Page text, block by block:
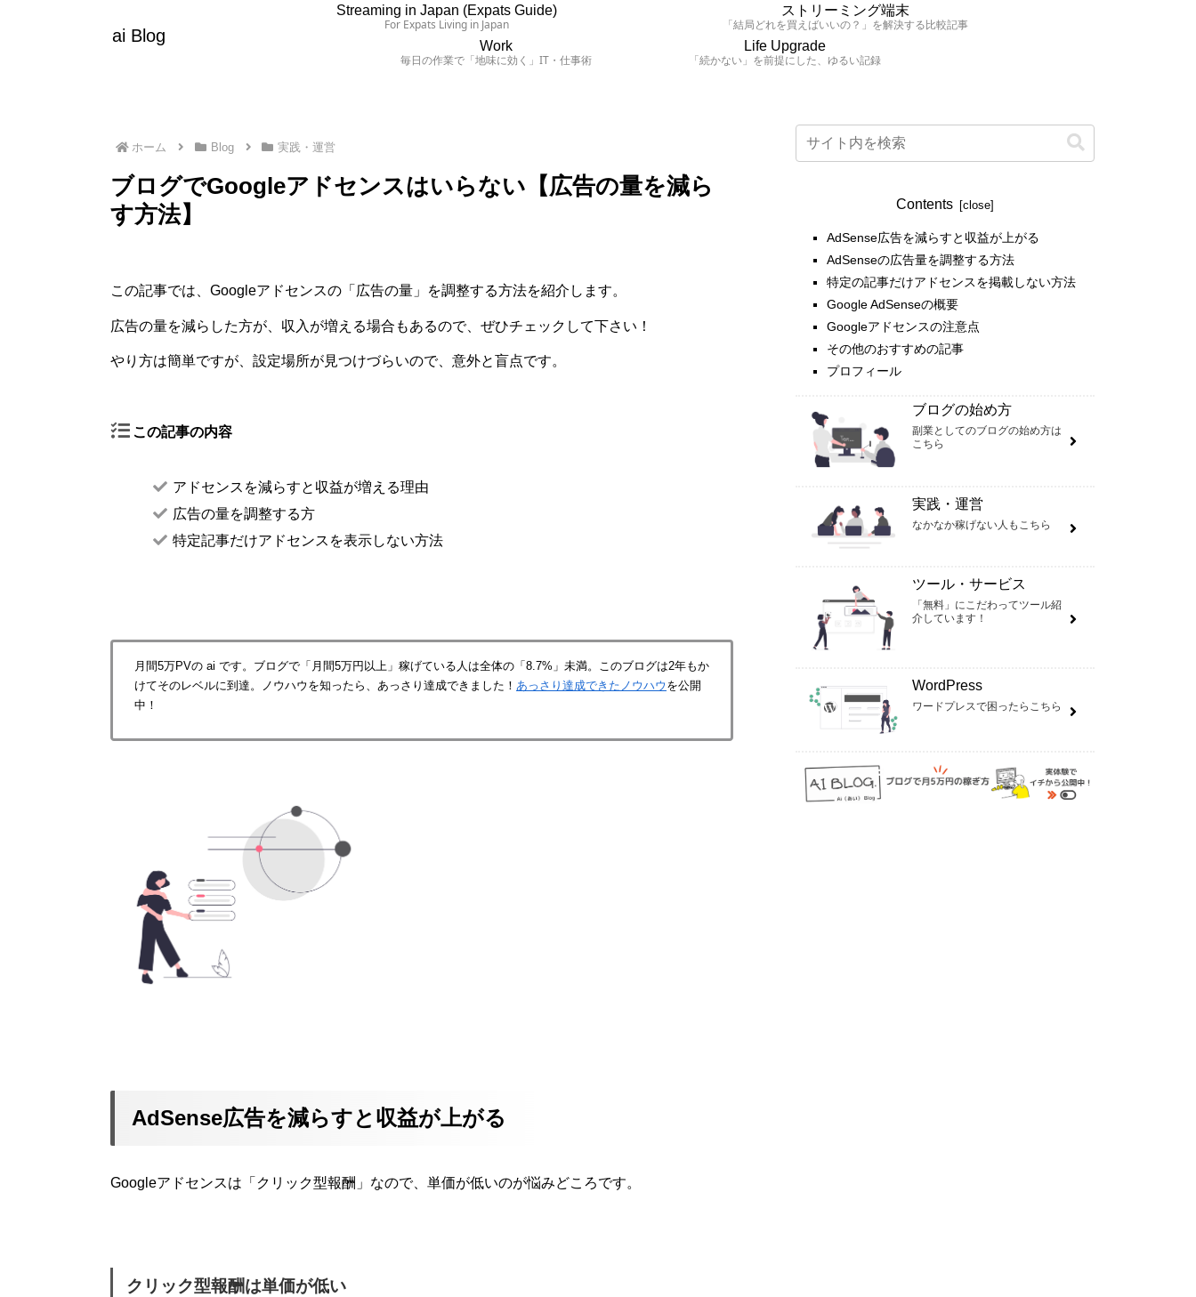
ai Blog
Streaming in Japan (Expats Guide)
For Expats Living in Japan
ストリーミング端末
「結局どれを買えばいいの？」を解決する比較記事
Work
毎日の作業で「地味に効く」IT・仕事術
Life Upgrade
「続かない」を前提にした、ゆるい記録
ホーム Blog 実践・運営
ブログでGoogleアドセンスはいらない【広告の量を減ら
す方法】
この記事では、Googleアドセンスの「広告の量」を調整する方法を紹介します。
広告の量を減らした方が、収入が増える場合もあるので、ぜひチェックして下さい！
やり方は簡単ですが、設定場所が見つけづらいので、意外と盲点です。
この記事の内容
アドセンスを減らすと収益が増える理由
広告の量を調整する方
特定記事だけアドセンスを表示しない方法
月間5万PVの ai です。ブログで「月間5万円以上」稼げている人は全体の「8.7%」未満。このブログは2年もか
けてそのレベルに到達。ノウハウを知ったら、あっさり達成できました！ あっさり達成できたノウハウ を公開
中！
AdSense広告を減らすと収益が上がる
Googleアドセンスは「クリック型報酬」なので、単価が低いのが悩みどころです。
クリック型報酬は単価が低い
Contents
AdSense広告を減らすと収益が上がる
AdSenseの広告量を調整する方法
特定の記事だけアドセンスを掲載しない方法
Google AdSenseの概要
Googleアドセンスの注意点
その他のおすすめの記事
プロフィール
ブログの始め方
副業としてのブログの始め方は
こちら
実践・運営
なかなか稼げない人もこちら
ツール・サービス
「無料」にこだわってツール紹
介しています！
WordPress
ワードプレスで困ったらこちら